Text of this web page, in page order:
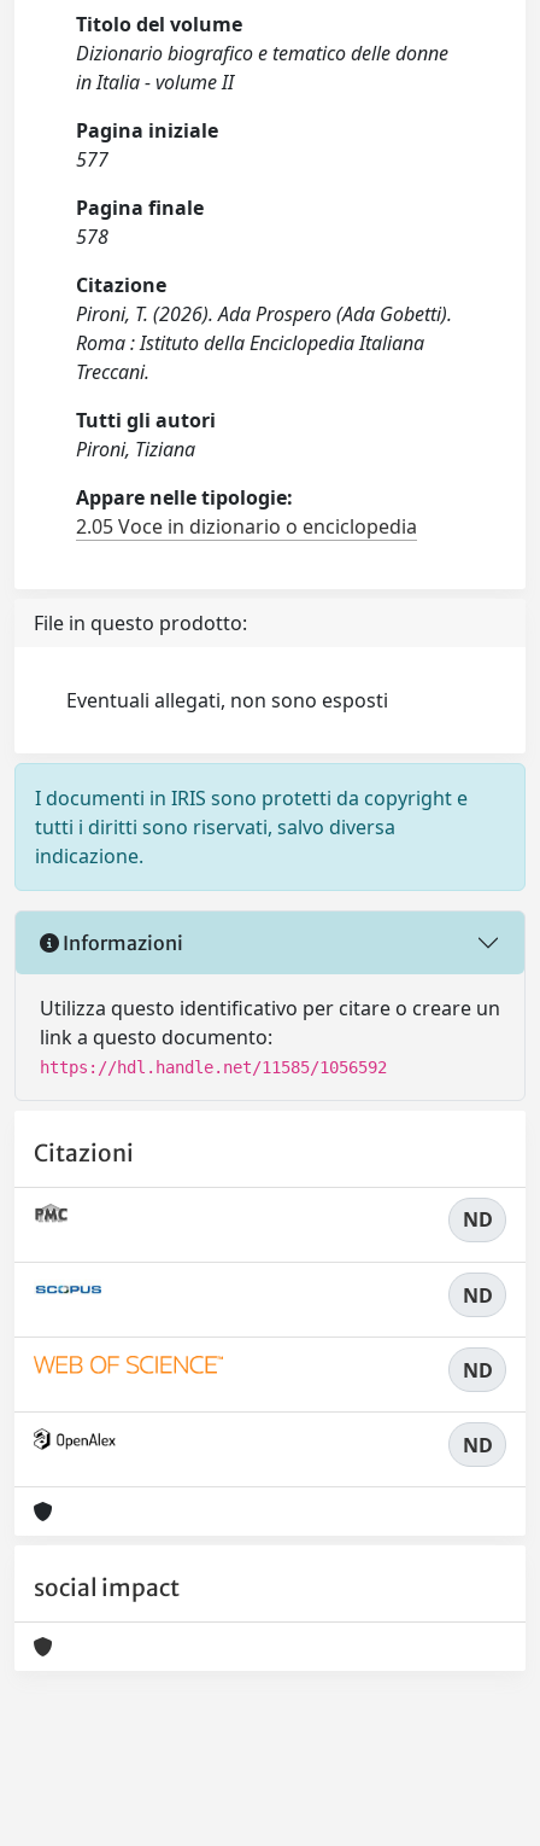
Titolo del volume
Dizionario biografico e tematico delle donne
in Italia - volume II
Pagina iniziale
577
Pagina finale
578
Citazione
Pironi, T. (2026). Ada Prospero (Ada Gobetti).
Roma : Istituto della Enciclopedia Italiana
Treccani.
Tutti gli autori
Pironi, Tiziana
Appare nelle tipologie:
2.05 Voce in dizionario o enciclopedia
File in questo prodotto:
Eventuali allegati, non sono esposti
I documenti in IRIS sono protetti da copyright e
tutti i diritti sono riservati, salvo diversa
indicazione.
Informazioni
Utilizza questo identificativo per citare o creare un
link a questo documento:
https://hdl.handle.net/11585/1056592
Citazioni
ND
ND
ND
ND
social impact